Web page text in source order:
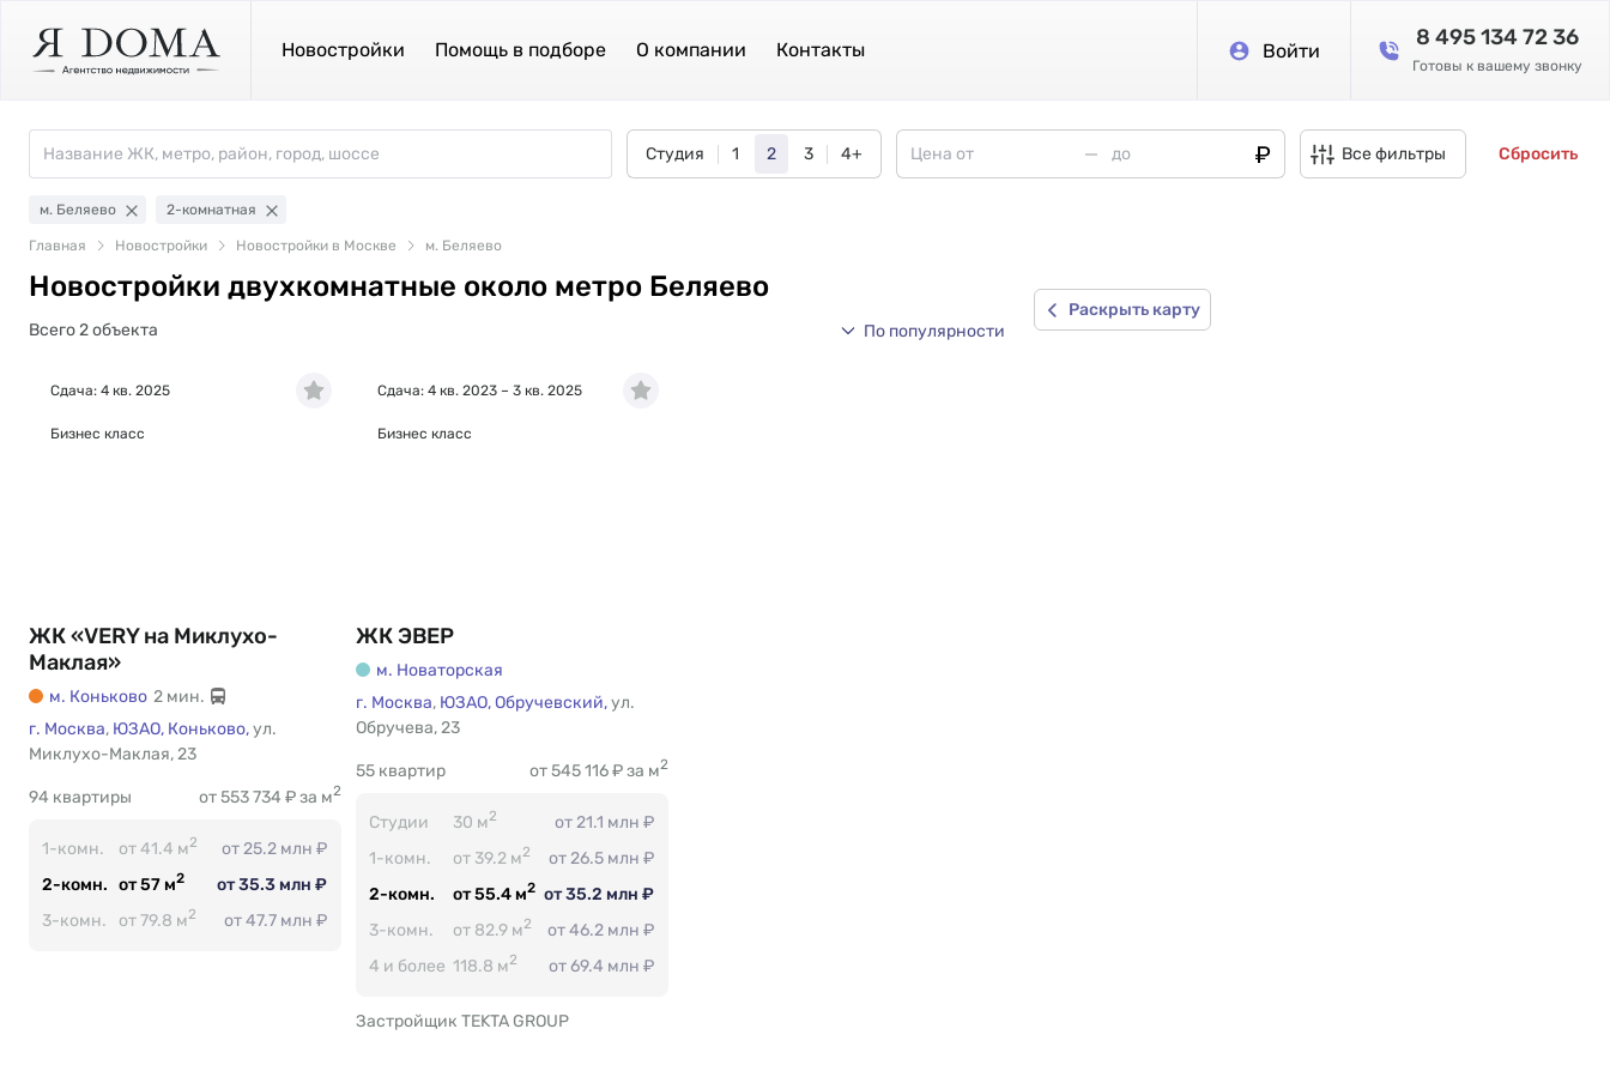
Новостройки Помощь в подборе О компании Контакты Войти
8 495 134 72 36
Готовы к вашему звонку
Студия 1 2 3 4+ Все фильтры Сбросить
м. Беляево 2-комнатная
Главная Новостройки Новостройки в Москве м. Беляево
Раскрыть карту
Новостройки двухкомнатные около метро Беляево
Всего 2 объекта По популярности
ЖК «VERY на Миклухо-
Маклая»
м. Коньково 2 мин.
г. Москва, ЮЗАО, Коньково,ул.
Миклухо-Маклая,23
94 квартиры
Есть
от 553 734 ₽ за м2
1-комн. от 41.4 м2
от 25.2 млн ₽
2-комн. от 57 м2
от 35.3 млн ₽
3-комн.
от 79.8 м2 от 47.7 млн ₽
Сдача: 4 кв. 2025
Бизнес класс
ЖК ЭВЕР
м. Новаторская
г. Москва, ЮЗАО,Обручевский,ул.
Обручева,23
55 квартир
Есть
от 545 116 ₽ за м2
Студии 30 м2
от 21.1 млн ₽
1-комн.
от 39.2 м2
от 26.5 млн ₽
2-комн.
от 55.4 м2 от 35.2 млн ₽
3-комн.
от 82.9 м2
от 46.2 млн ₽
4 и более 118.8 м2 от 69.4 млн ₽
Застройщик TEKTA GROUP
Сдача: 4 кв. 2023 – 3 кв. 2025
Бизнес класс